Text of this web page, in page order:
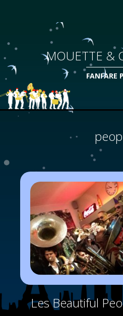
MOUETTE &
FANFARE
Les Beautiful